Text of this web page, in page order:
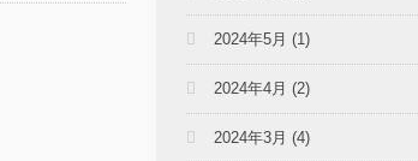
2024年5月 (1)
2024年4月 (2)
2024年3月 (4)